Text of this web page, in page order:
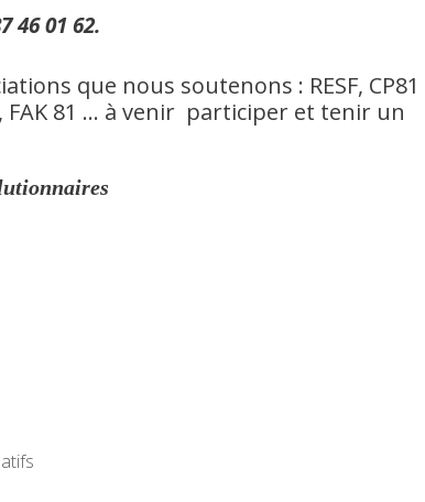
46 01 62.
​que nous soutenons : RESF, CP81
81 … à venir participer et tenir un